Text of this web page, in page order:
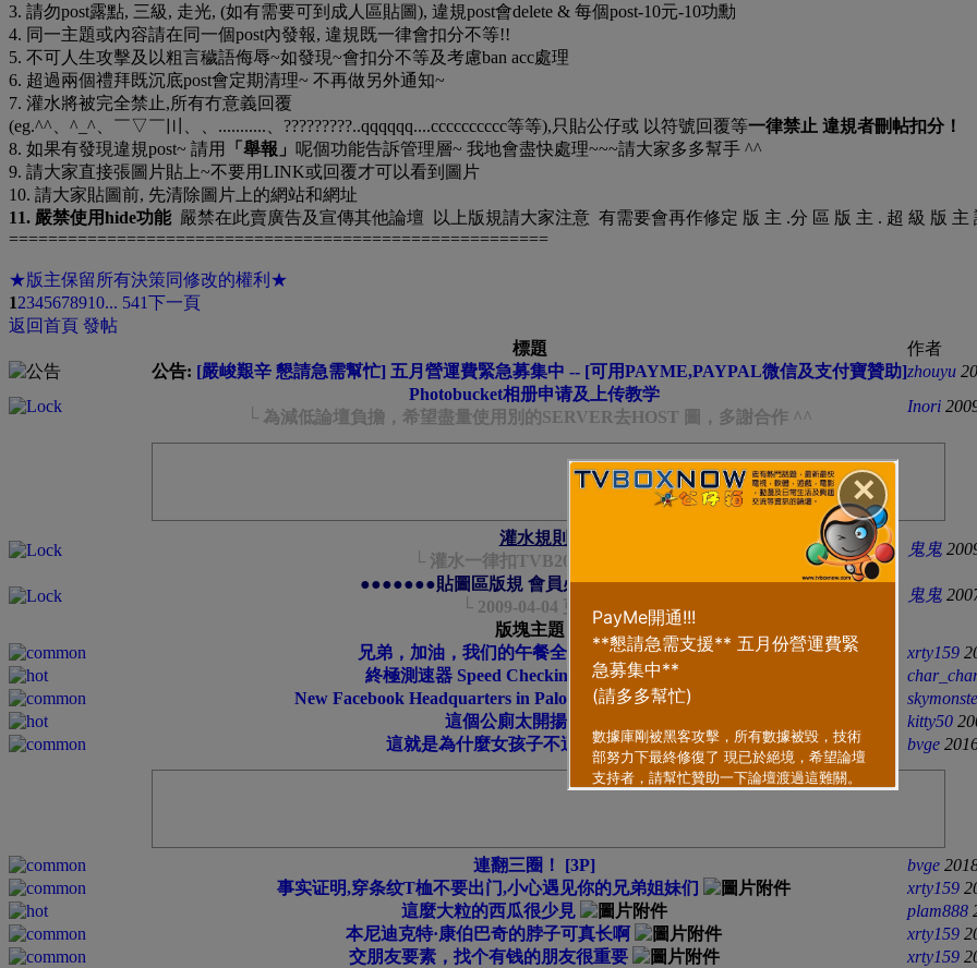
✕
3. 請勿post露點, 三級, 走光, (如有需要可到成人區貼圖), 違規post會delete & 每個post-10元-10功勳
4. 同一主題或內容請在同一個post內發報, 違規既一律會扣分不等!!
5. 不可人生攻擊及以粗言穢語侮辱~如發現~會扣分不等及考慮ban acc處理
6. 超過兩個禮拜既沉底post會定期清理~ 不再做另外通知~
7. 灌水將被完全禁止,所有冇意義回覆
(eg.^^、^_^、￣▽￣〣、、...........、?????????..qqqqqq....cccccccccc等等),只貼公仔或 以符號回覆等一律禁止 違規者刪帖扣分！
8. 如果有發現違規post~ 請用
「舉報」
呢個功能告訴管理層~ 我地會盡快處理~~~請大家多多幫手 ^^
9. 請大家直接張圖片貼上~不要用LINK或回覆才可以看到圖片
10. 請大家貼圖前, 先清除圖片上的網站和網址
11. 嚴禁使用hide功能嚴禁在此賣廣告及宣傳其他論壇 以上版規請大家注意 有需要會再作修定 版 主 .分 區 版 主 . 超 級 版 主
=======================================================
★版主保留所有決策同修改的權利★
12345678910... 541下一頁
返回首頁 發帖
標題
作者
公告: [嚴峻艱辛 懇請急需幫忙] 五月營運費緊急募集中 -- [可用PAYME,PAYPAL微信及支付寶贊助]zhouyu
Photobucket相册申请及上传教学
└ 為減低論壇負擔，希望盡量使用別的SERVER去HOST 圖，多謝合作 ^^
Inori
灌水規則
└ 灌水一律扣TVB20,扣20功勳
鬼鬼
●●●●●●●貼圖區版規 會員必看●●●●●●● ...2
└ 2009-04-04 更新
鬼鬼
版塊主題
兄弟，加油，我们的午餐全靠你了
xrty159
終極測速器 Speed Checking Machine
New Facebook Headquarters in Palo Alto California
這個公廁太開揚
kitty50
這就是為什麼女孩子不適合騎車的原因
bvge
連翻三圈！ [3P] bvge
事实证明,穿条纹T桖不要出门,小心遇见你的兄弟姐妹们
xrty159
這麼大粒的西瓜很少見
plam888
本尼迪克特·康伯巴奇的脖子可真长啊
xrty159
交朋友要素，找个有钱的朋友很重要
xrty159